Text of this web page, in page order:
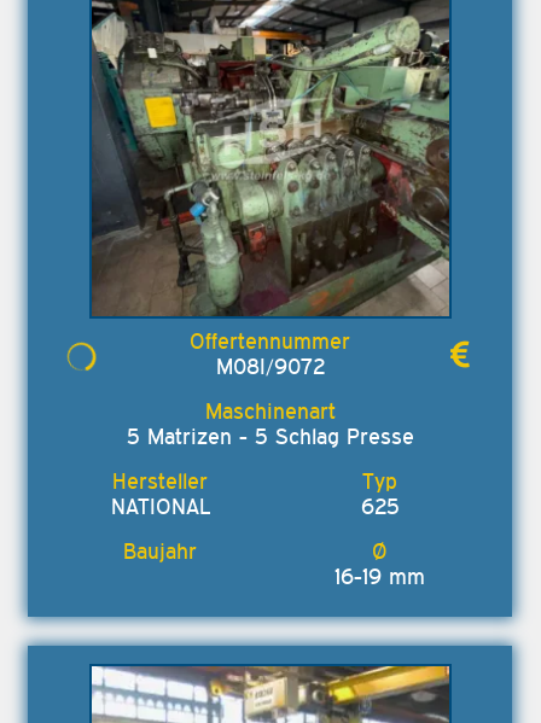
M08I/9072
5 Matrizen - 5 Schlag Presse
NATIONAL 625
16-19 mm